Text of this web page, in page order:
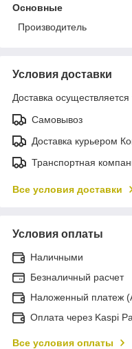
Основные
Производитель
Условия доставки
Доставка
Самовывоз
Доставка курьером
Транспортная
Все условия доставки
Условия оплаты
Наличными
Безналичный расчет
Наложенный платеж
Оплата через Kaspi
Все условия оплаты